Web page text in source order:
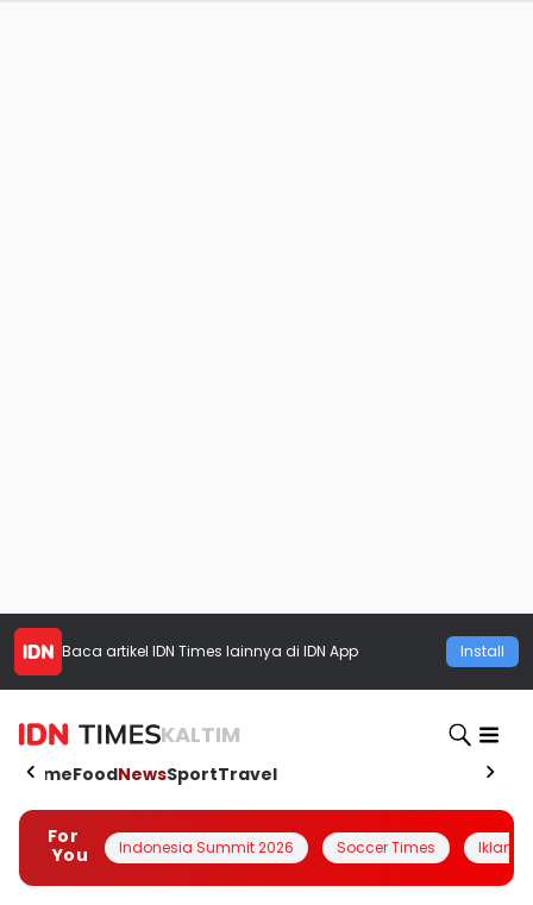
Baca artikel IDN Times lainnya di IDN App Install
KALTIM
HomeFoodNewsSportTravel
For
You
Indonesia Summit 2026 Soccer Times Iklanin